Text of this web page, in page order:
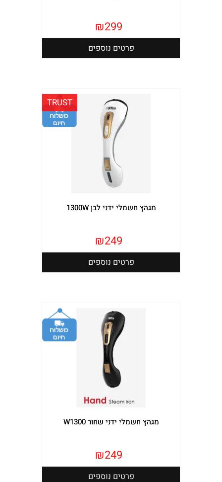
₪299
פרטים נוספים
TRUST
מגהץ חשמלי ידני לבן 1300W
₪249
פרטים נוספים
מגהץ חשמלי ידני שחור W1300
₪249
פרטים נוספים